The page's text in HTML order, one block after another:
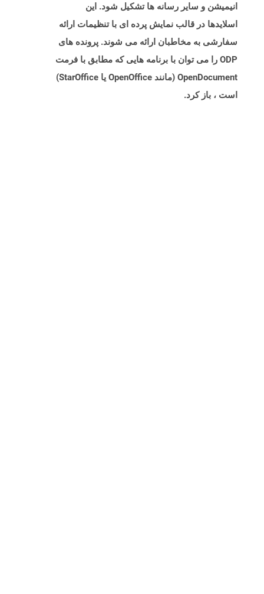
انیمیشن و سایر رسانه ها تشکیل شود. این
اسلایدها در قالب نمایش پرده ای با تنظیمات ارائه
سفارشی به مخاطبان ارائه می شوند. پرونده های
ODP را می توان با برنامه هایی که مطابق با فرمت
OpenDocument (مانند OpenOffice یا StarOffice)
است ، باز کرد.